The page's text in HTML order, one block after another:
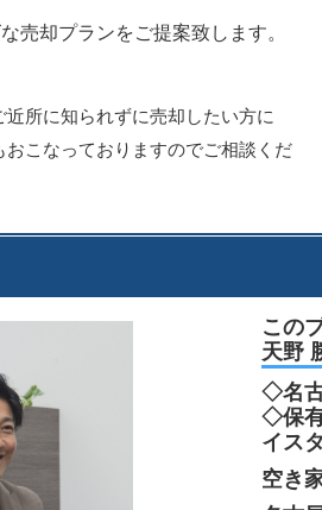
売却プランをご提案致します。
所に知られずに売却したい方に
おこなっておりますのでご相談くだ
この
天野
◇名
◇保
イス
空き